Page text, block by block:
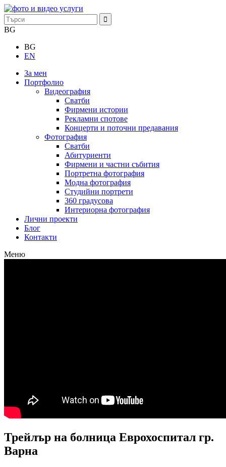
BG
BG
EN
За мен
Портфолио
Видеография
Сватби
Фирмени истории
Рекламни спотове
Концерти и поточни предавания
Фотография
Сватби
Абитуриенти
Фирмени и частни събития
Портретна фотография
Модна фотография
Студийни портрети
360 градусова
Интериорна фотография
Лични проекти
Блог
Контакти
Меню
Трейлър на болница Еврохоспитал гр.
Варна